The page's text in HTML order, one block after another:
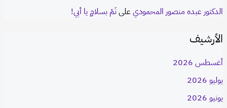
الدكتور عبده منصور المحموديعلىنَمْ بسلامٍ يا أبي!
الأرشيف
أغسطس 2026
يوليو 2026
يونيو 2026